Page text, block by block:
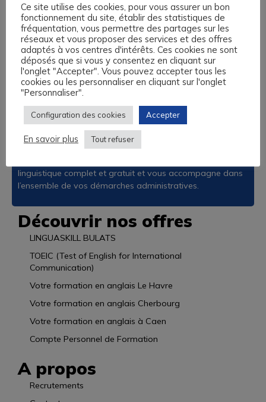
Nos centres de formation sont basés à Caen, au Havre, à
Lisieux et à Rouen. Nous vous proposons des formations
sur-mesure en anglais, espagnol, allemand, italien, langue
Personnel de Formation, aux fonds de formation des
Travailleurs Non Salariés, et autres financements
possibles.
linguistique complet et gratuit et vous accompagne dans
l’ensemble de vos démarches administratives.
Découvrir nos offres
LINGUASKILL BULATS
TOEIC (Test of English for International
Communication)
Votre formation en anglais Le Havre
Votre formation en anglais Cherbourg
Votre formation en anglais à Caen
Compte Personnel de Formation
A propos
Recrutements
Ce site utilise des cookies, pour vous assurer un bon
fonctionnement du site, établir des statistiques de
fréquentation, vous permettre des partages sur les
réseaux et vous proposer des services et des offres
adaptés à vos centres d'intérêts. Ces cookies ne sont
déposés que si vous y consentez en cliquant sur
l'onglet "Accepter". Vous pouvez accepter tous les
cookies ou les personnaliser en cliquant sur l'onglet
"Personnaliser".
Configuration des cookies Accepter
En savoir plus Tout refuser